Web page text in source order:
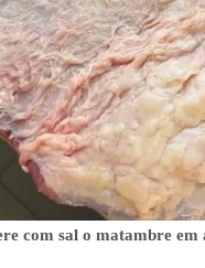
com sal o matambre em